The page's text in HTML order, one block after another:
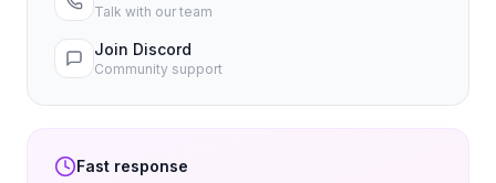
Talk with our team
Join Discord
Community support
Fast response